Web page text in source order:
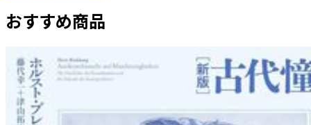
おすすめ商品